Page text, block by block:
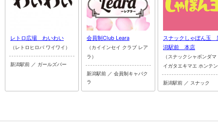
レトロ広場 わいわい
（レトロヒロバ ワイワイ）
新潟駅前 ／ ガールズバー
会員制Club Leara
（カイインセイ クラブ レア
ラ）
新潟駅前 ／ 会員制キャバク
ラ
スナックしゃぼん玉
潟駅前 本店
（スナックシャボンダマ
イガタエキマエ ホンテ
新潟駅前 ／ スナック